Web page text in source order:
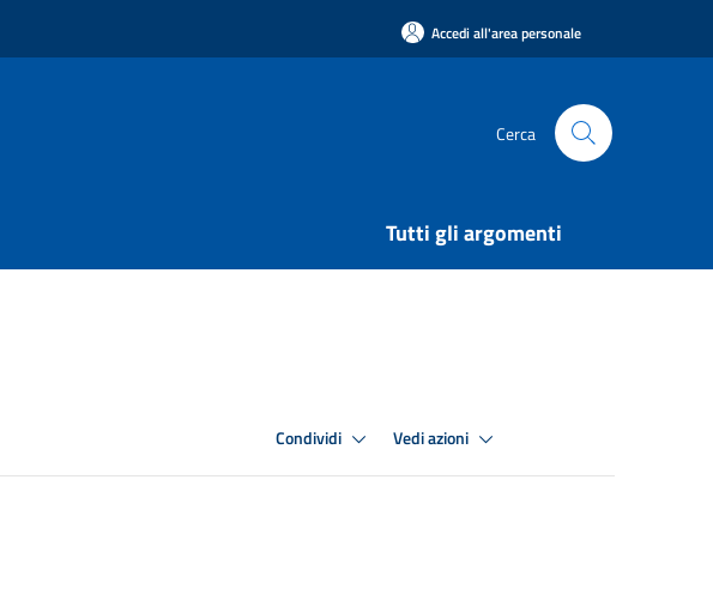
Accedi all'area personale
Cerca
Tutti gli argomenti
Condividi Vedi azioni